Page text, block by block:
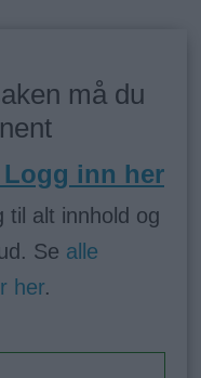
må du
inn her
til alt innhold og
Se alle
her.